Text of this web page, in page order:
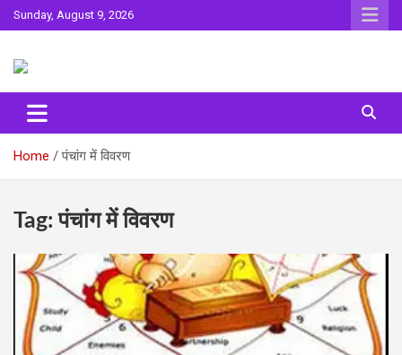
Skip
to
Sunday, August 9, 2026
Surta
Home पंचांग में विवरण
Tag:पंचांग में विवरण